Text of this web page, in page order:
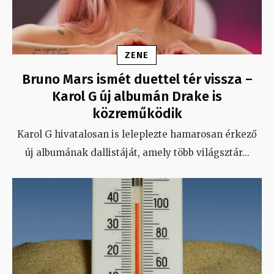
ZENE
Bruno Mars ismét duettel tér vissza –
Karol G új albumán Drake is
közreműködik
Karol G hivatalosan is leleplezte hamarosan érkező
új albumának dallistáját, amely több világsztár...